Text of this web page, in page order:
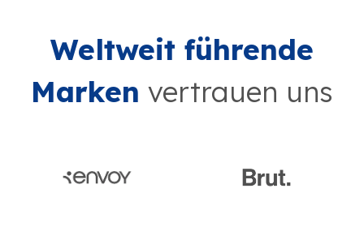
Weltweit führende
Marken vertrauen uns